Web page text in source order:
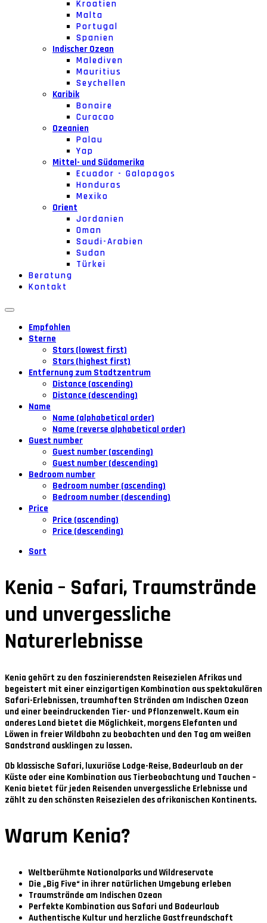
Kroatien
Malta
Portugal
Spanien
Indischer Ozean
Malediven
Mauritius
Seychellen
Karibik
Bonaire
Curacao
Ozeanien
Palau
Yap
Mittel- und Südamerika
Ecuador - Galapagos
Honduras
Mexiko
Orient
Jordanien
Oman
Saudi-Arabien
Sudan
Türkei
Beratung
Kontakt
Empfohlen
Sterne
Stars (lowest first)
Stars (highest first)
Entfernung zum Stadtzentrum
Distance (ascending)
Distance (descending)
Name
Name (alphabetical order)
Name (reverse alphabetical order)
Guest number
Guest number (ascending)
Guest number (descending)
Bedroom number
Bedroom number (ascending)
Bedroom number (descending)
Price
Price (ascending)
Price (descending)
Sort
Kenia – Safari, Traumstrände
und unvergessliche
Naturerlebnisse
Kenia gehört zu den faszinierendsten Reisezielen Afrikas und
begeistert mit einer einzigartigen Kombination aus spektakulären
Safari-Erlebnissen, traumhaften Stränden am Indischen Ozean
und einer beeindruckenden Tier- und Pflanzenwelt. Kaum ein
anderes Land bietet die Möglichkeit, morgens Elefanten und
Löwen in freier Wildbahn zu beobachten und den Tag am weißen
Sandstrand ausklingen zu lassen.
Ob klassische Safari, luxuriöse Lodge-Reise, Badeurlaub an der
Küste oder eine Kombination aus Tierbeobachtung und Tauchen –
Kenia bietet für jeden Reisenden unvergessliche Erlebnisse und
zählt zu den schönsten Reisezielen des afrikanischen Kontinents.
Warum Kenia?
Weltberühmte Nationalparks und Wildreservate
Die „Big Five“ in ihrer natürlichen Umgebung erleben
Traumstrände am Indischen Ozean
Perfekte Kombination aus Safari und Badeurlaub
Authentische Kultur und herzliche Gastfreundschaft